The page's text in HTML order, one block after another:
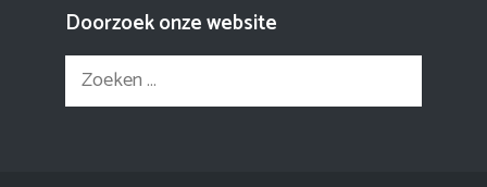
Doorzoek onze website
Zoek
naar: